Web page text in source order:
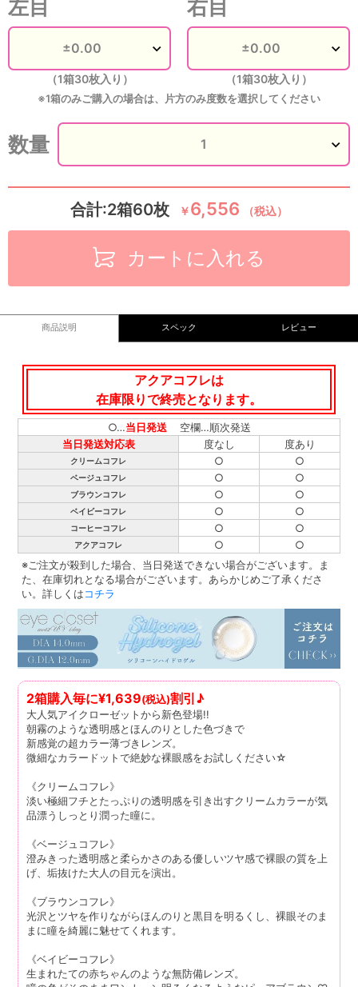
左目
（1箱30枚入り）
右目
（1箱30枚入り）
※1箱のみご購入の場合は、片方のみ度数を選択してください
数量
合計:2箱60枚 ￥6,556 （税込）
カートに入れる
商品説明 スペック レビュー
アクアコフレは
在庫限りで終売となります。
○…当日発送
空欄…順次発送
当日発送対応表
度なし 度あり
クリームコフレ ○ ○
ベージュコフレ ○ ○
ブラウンコフレ ○ ○
ベイビーコフレ ○ ○
コーヒーコフレ ○ ○
アクアコフレ ○
○
※ご注文が殺到した場合、当日発送できない場合がございます。ま
た、在庫切れとなる場合がございます。あらかじめご了承くださ
い。詳しくはコチラ
2箱購入毎に¥1,639(税込)割引♪
大人気アイクローゼットから新色登場!!
朝霧のような透明感とほんのりとした色づきで
新感覚の超カラー薄づきレンズ。
微細なカラードットで絶妙な裸眼感をお試しください☆
《クリームコフレ》
淡い極細フチとたっぷりの透明感を引き出すクリームカラーが気
品漂うしっとり潤った瞳に。
《ベージュコフレ》
澄みきった透明感と柔らかさのある優しいツヤ感で裸眼の質を上
げ、垢抜けた大人の目元を演出。
《ブラウンコフレ》
光沢とツヤを作りながらほんのりと黒目を明るくし、裸眼そのま
まに瞳を綺麗に魅せてくれます。
《ベイビーコフレ》
生まれたての赤ちゃんのような無防備レンズ。